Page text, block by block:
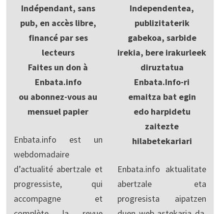
Indépendant, sans
pub, en accès libre,
financé par ses
lecteurs
Faites un don à
Enbata.info
ou abonnez-vous au
mensuel papier
Enbata.info est un
webdomadaire
d’actualité abertzale et
progressiste, qui
accompagne et
Independentea,
publizitaterik
gabekoa, sarbide
irekia, bere irakurleek
diruztatua
Enbata.Info-ri
emaitza bat egin
edo harpidetu
zaitezte
hilabetekariari
Enbata.info aktualitate
abertzale eta
progresista aipatzen